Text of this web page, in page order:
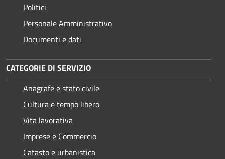
Politici
Personale Amministrativo
Documenti e dati
CATEGORIE DI SERVIZIO
Anagrafe e stato civile
Cultura e tempo libero
Vita lavorativa
Imprese e Commercio
Catasto e urbanistica